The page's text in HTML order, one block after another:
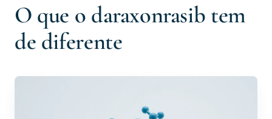
O que o daraxonrasib tem
de diferente